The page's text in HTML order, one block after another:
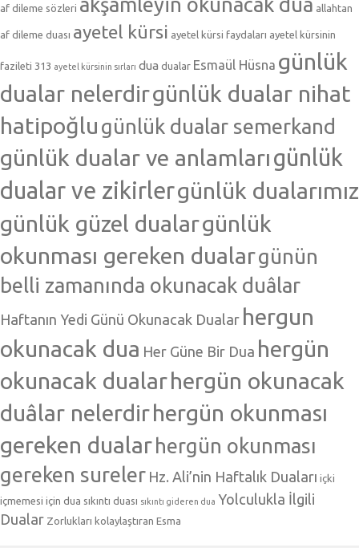
af dileme sözleri allahtan
af dileme duası ayetel kürsi ayetel kürsi faydaları ayetel kürsinin
fazileti 313 ayetel kürsinin sırları dua dualar Esmaül Hüsna günlük
dualar nelerdirgünlük dualar nihat
hatipoğlu günlük dualar semerkand
günlük dualar ve anlamlarıgünlük
dualar ve zikirlergünlük dualarımız
günlük güzel dualargünlük
okunması gereken dualargünün
belli zamanında okunacak duâlar
Haftanın Yedi Günü Okunacak Dualar hergun
okunacak dua Her Güne Bir Dua hergün
okunacak dualarhergün okunacak
duâlar nelerdirhergün okunması
gereken dualar hergün okunması
gereken sureler Hz. Ali’nin Haftalık Duaları içki
içmemesi için dua sıkıntı duası sıkıntı gideren dua Yolculukla İlgili
Dualar Zorlukları kolaylaştıran Esma